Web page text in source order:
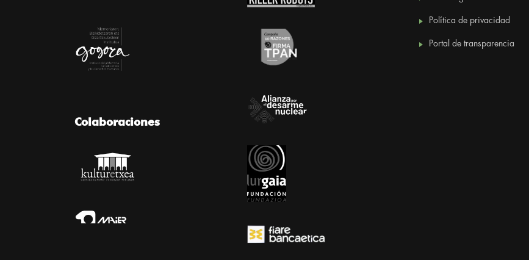
Colaboraciones
Política de privacidad
Portal de transparencia